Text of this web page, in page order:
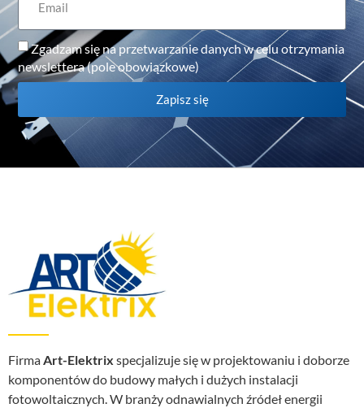
Zgadzam się na przetwarzanie danych w celu otrzymania
newslettera (pole obowiązkowe)
Zapisz się
Firma Art-Elektrix specjalizuje się w projektowaniu i doborze
komponentów do budowy małych i dużych instalacji
fotowoltaicznych. W branży odnawialnych źródeł energii